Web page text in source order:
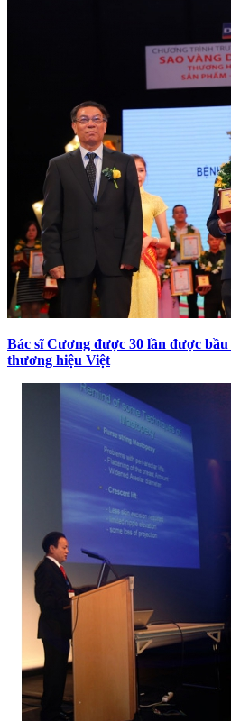
Bác sĩ Cương được 30 lần được
thương hiệu Việt